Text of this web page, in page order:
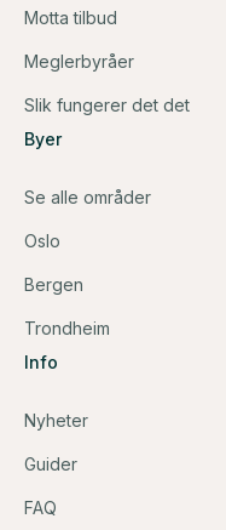
Motta tilbud
Meglerbyråer
Slik fungerer det det
Byer
Se alle områder
Oslo
Bergen
Trondheim
Info
Nyheter
Guider
FAQ